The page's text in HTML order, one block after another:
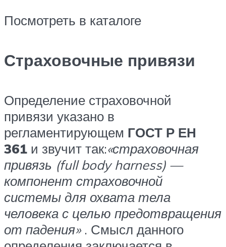
Посмотреть в каталоге
Страховочные привязи
Определение страховочной
привязи указано в
регламентирующем ГОСТ Р ЕН
361 и звучит так:«страховочная
привязь (full body harness) —
компонент страховочной
системы для охвата тела
человека с целью предотвращения
от падения». Смысл данного